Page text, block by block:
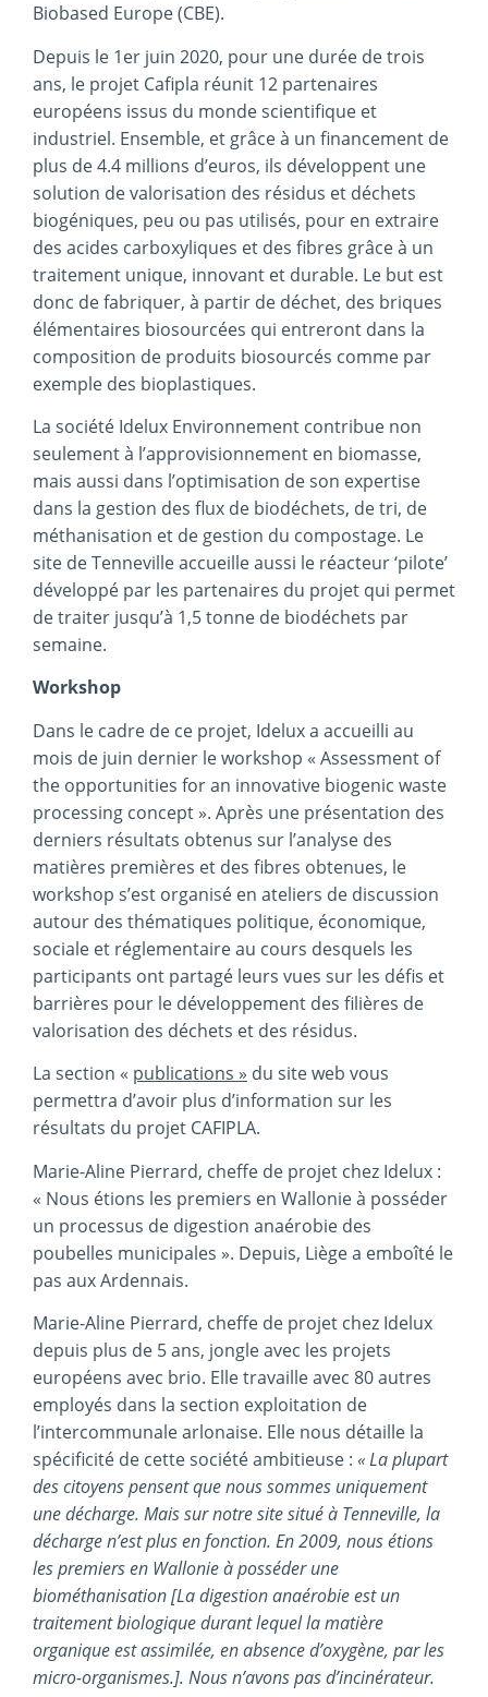
Biobased Europe (CBE).
Depuis le 1er juin 2020, pour une durée de trois
ans, le projet Cafipla réunit 12 partenaires
européens issus du monde scientifique et
industriel. Ensemble, et grâce à un financement de
plus de 4.4 millions d’euros, ils développent une
solution de valorisation des résidus et déchets
biogéniques, peu ou pas utilisés, pour en extraire
des acides carboxyliques et des fibres grâce à un
traitement unique, innovant et durable. Le but est
donc de fabriquer, à partir de déchet, des briques
élémentaires biosourcées qui entreront dans la
composition de produits biosourcés comme par
exemple des bioplastiques.
La société Idelux Environnement contribue non
seulement à l’approvisionnement en biomasse,
mais aussi dans l’optimisation de son expertise
dans la gestion des flux de biodéchets, de tri, de
méthanisation et de gestion du compostage. Le
site de Tenneville accueille aussi le réacteur ‘pilote’
développé par les partenaires du projet qui permet
de traiter jusqu’à 1,5 tonne de biodéchets par
semaine.
Workshop
Dans le cadre de ce projet, Idelux a accueilli au
mois de juin dernier le workshop « Assessment of
the opportunities for an innovative biogenic waste
processing concept ». Après une présentation des
derniers résultats obtenus sur l’analyse des
matières premières et des fibres obtenues, le
workshop s’est organisé en ateliers de discussion
autour des thématiques politique, économique,
sociale et réglementaire au cours desquels les
participants ont partagé leurs vues sur les défis et
barrières pour le développement des filières de
valorisation des déchets et des résidus.
La section « publications » du site web vous
permettra d’avoir plus d’information sur les
résultats du projet CAFIPLA.
Marie-Aline Pierrard, cheffe de projet chez Idelux :
« Nous étions les premiers en Wallonie à posséder
un processus de digestion anaérobie des
poubelles municipales ». Depuis, Liège a emboîté le
pas aux Ardennais.
Marie-Aline Pierrard, cheffe de projet chez Idelux
depuis plus de 5 ans, jongle avec les projets
européens avec brio. Elle travaille avec 80 autres
employés dans la section exploitation de
l’intercommunale arlonaise. Elle nous détaille la
spécificité de cette société ambitieuse : « La plupart
des citoyens pensent que nous sommes uniquement
une décharge. Mais sur notre site situé à Tenneville, la
décharge n’est plus en fonction. En 2009, nous étions
les premiers en Wallonie à posséder une
biométhanisation [La digestion anaérobie est un
traitement biologique durant lequel la matière
organique est assimilée, en absence d’oxygène, par les
micro-organismes.]. Nous n’avons pas d’incinérateur.